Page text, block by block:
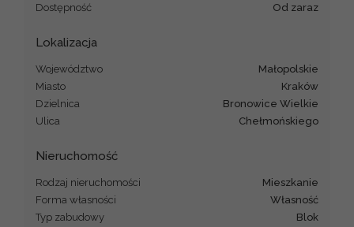
Dostępność
Od zaraz
Lokalizacja
Województwo
małopolskie
Miasto
Kraków
Dzielnica
Bronowice Wielkie
Ulica
Chełmońskiego
Nieruchomość
Rodzaj nieruchomości
mieszkanie
Forma własności
Własność
Typ zabudowy
blok